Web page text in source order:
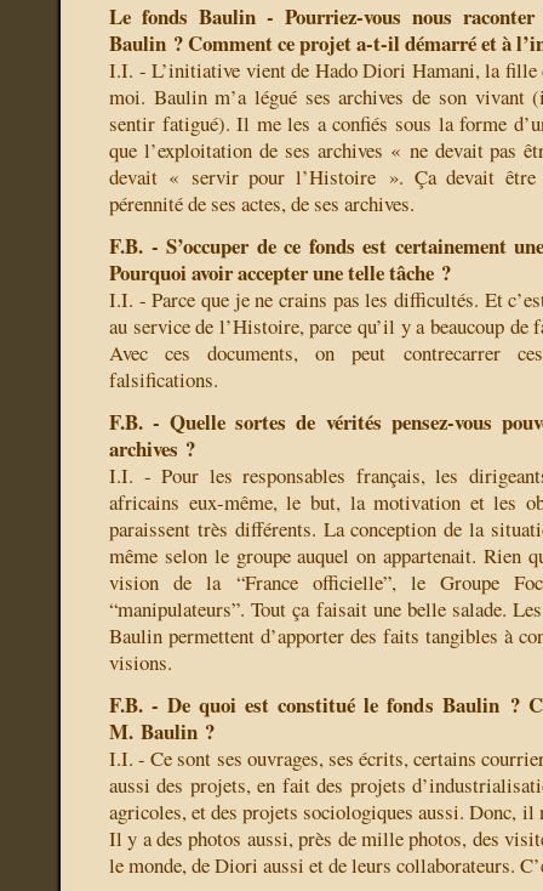
Le fonds Baulin - Pourriez-vous nous
Baulin ? Comment ce projet a-t-il démarré et à
I.I. - L’initiative vient de Hado Diori Hamani, la fille
moi. Baulin m’a légué ses archives de son vivant
sentir fatigué). Il me les a confiés sous la forme
que l’exploitation de ses archives « ne devait pas
devait « servir pour l’Histoire ». Ça devait être
pérennité de ses actes, de ses archives.
F.B. - S’occuper de ce fonds est certainement
Pourquoi avoir accepter une telle tâche ?
I.I. - Parce que je ne crains pas les difficultés. Et
au service de l’Histoire, parce qu’il y a beaucoup
Avec ces documents, on peut contrecarrer
falsifications.
F.B. - Quelle sortes de vérités pensez-vous
archives ?
I.I. - Pour les responsables français, les
africains eux-même, le but, la motivation et les
paraissent très différents. La conception de la
même selon le groupe auquel on appartenait. Rien
vision de la “France officielle”, le Groupe
“manipulateurs”. Tout ça faisait une belle salade.
Baulin permettent d’apporter des faits tangibles à
visions.
F.B. - De quoi est constitué le fonds Baulin ?
M. Baulin ?
I.I. - Ce sont ses ouvrages, ses écrits, certains
aussi des projets, en fait des projets
agricoles, et des projets sociologiques aussi. Donc, il
Il y a des photos aussi, près de mille photos, des
le monde, de Diori aussi et de leurs collaborateurs.